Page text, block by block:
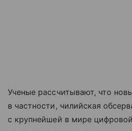
Ученые рассчитывают, что
в частности, чилийская
с крупнейшей в мире